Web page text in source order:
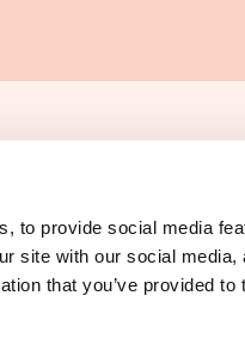
to provide social media
site with our social media,
that you’ve provided to